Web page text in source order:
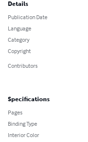
Details
Publication Date
Language
Category
Copyright
Contributors
Specifications
Pages
Binding Type
Interior Color